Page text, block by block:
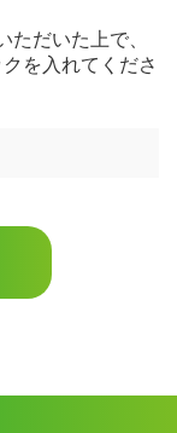
ただいた上で、
を入れてくださ